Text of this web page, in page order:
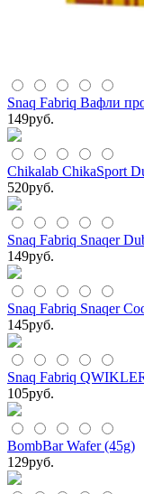
Snaq Fabriq Вафли
149руб.
Chikalab ChikaSport
520руб.
Snaq Fabriq Snaqer
149руб.
Snaq Fabriq Snaqer
145руб.
Snaq Fabriq
105руб.
BombBar Wafer (45g)
129руб.